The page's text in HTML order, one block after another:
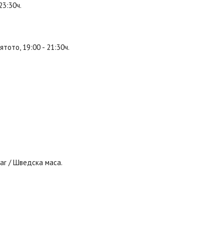
19:00 - 21:30ч.
/ Шведска маса.